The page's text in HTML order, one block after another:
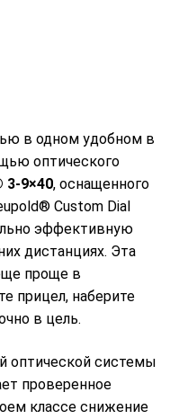
в одном удобном в
оптического
3-9×40, оснащенного
Custom Dial
эффективную
дистанциях. Эта
проще в
прицел, наберите
в цель.
оптической системы
проверенное
классе снижение